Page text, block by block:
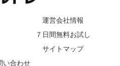
運営会社情報
７日間無料お試し
サイトマップ
い合わせ